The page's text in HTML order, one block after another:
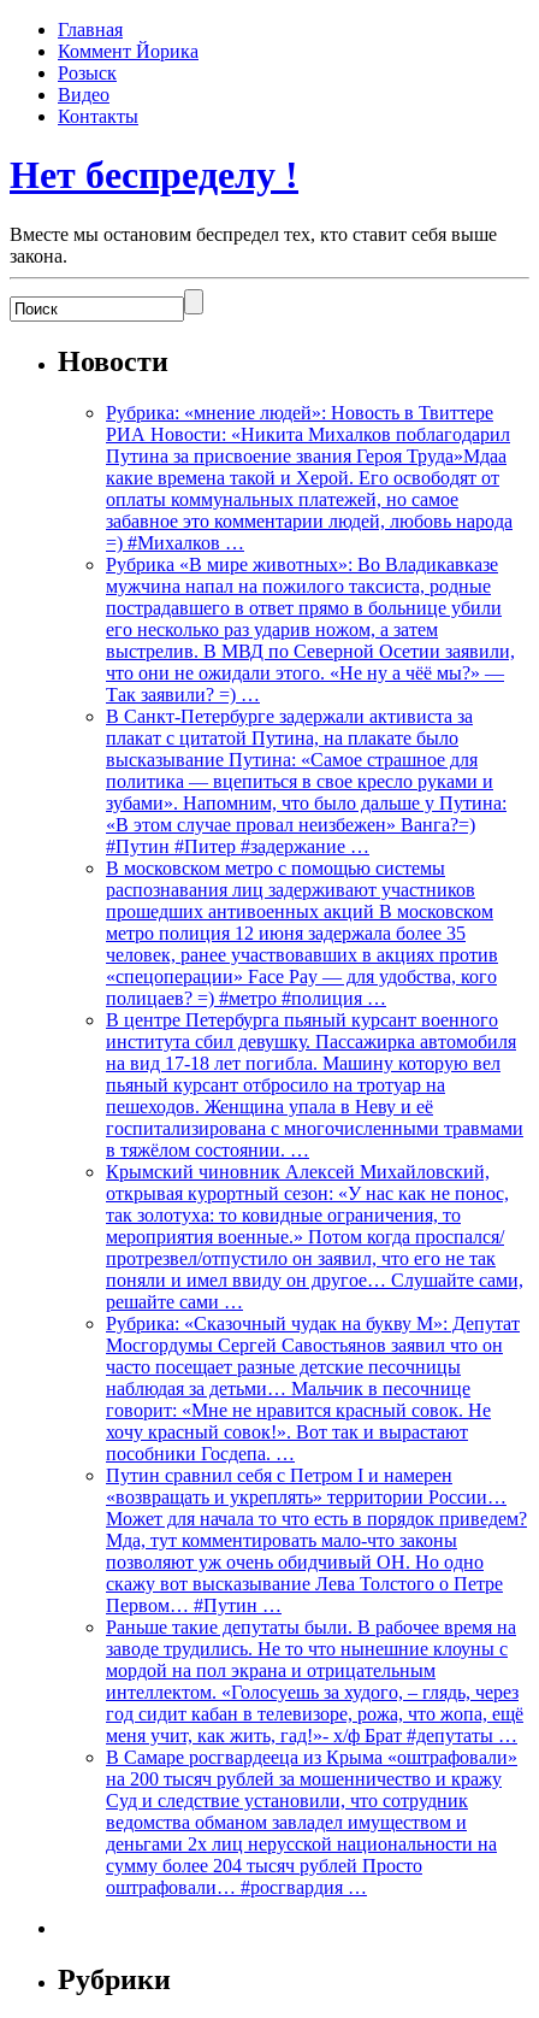
Главная
Коммент Йорика
Розыск
Видео
Контакты
Нет беспределу !
Вместе мы остановим беспредел тех, кто ставит себя выше
закона.
Новости
Рубрика: «мнение людей»: Новость в Твиттере
РИА Новости: «Никита Михалков поблагодарил
Путина за присвоение звания Героя Труда»Мдаа
какие времена такой и Херой. Его освободят от
оплаты коммунальных платежей, но самое
забавное это комментарии людей, любовь народа
=) #Михалков …
Рубрика «В мире животных»: Во Владикавказе
мужчина напал на пожилого таксиста, родные
пострадавшего в ответ прямо в больнице убили
его несколько раз ударив ножом, а затем
выстрелив. В МВД по Северной Осетии заявили,
что они не ожидали этого. «Не ну а чёё мы?» —
Так заявили? =) …
В Санкт-Петербурге задержали активиста за
плакат с цитатой Путина, на плакате было
высказывание Путина: «Самое страшное для
политика — вцепиться в свое кресло руками и
зубами». Напомним, что было дальше у Путина:
«В этом случае провал неизбежен» Ванга?=)
#Путин #Питер #задержание …
В московском метро с помощью системы
распознавания лиц задерживают участников
прошедших антивоенных акций В московском
метро полиция 12 июня задержала более 35
человек, ранее участвовавших в акциях против
«спецоперации» Face Pay — для удобства, кого
полицаев? =) #метро #полиция …
В центре Петербурга пьяный курсант военного
института сбил девушку. Пассажирка автомобиля
на вид 17-18 лет погибла. Машину которую вел
пьяный курсант отбросило на тротуар на
пешеходов. Женщина упала в Неву и её
госпитализирована с многочисленными травмами
в тяжёлом состоянии. …
Крымский чиновник Алексей Михайловский,
открывая курортный сезон: «У нас как не понос,
так золотуха: то ковидные ограничения, то
мероприятия военные.» Потом когда проспался/
протрезвел/отпустило он заявил, что его не так
поняли и имел ввиду он другое… Слушайте сами,
решайте сами …
Рубрика: «Сказочный чудак на букву М»: Депутат
Мосгордумы Сергей Савостьянов заявил что он
часто посещает разные детские песочницы
наблюдая за детьми… Мальчик в песочнице
говорит: «Мне не нравится красный совок. Не
хочу красный совок!». Вот так и вырастают
пособники Госдепа. …
Путин сравнил себя с Петром I и намерен
«возвращать и укреплять» территории России…
Может для начала то что есть в порядок приведем?
Мда, тут комментировать мало-что законы
позволяют уж очень обидчивый ОН. Но одно
скажу вот высказывание Лева Толстого о Петре
Первом… #Путин …
Раньше такие депутаты были. В рабочее время на
заводе трудились. Не то что нынешние клоуны с
мордой на пол экрана и отрицательным
интеллектом. «Голосуешь за худого, – глядь, через
год сидит кабан в телевизоре, рожа, что жопа, ещё
меня учит, как жить, гад!»- х/ф Брат #депутаты …
В Самаре росгвардееца из Крыма «оштрафовали»
на 200 тысяч рублей за мошенничество и кражу
Суд и следствие установили, что сотрудник
ведомства обманом завладел имуществом и
деньгами 2х лиц нерусской национальности на
сумму более 204 тысяч рублей Просто
оштрафовали… #росгвардия …
Рубрики